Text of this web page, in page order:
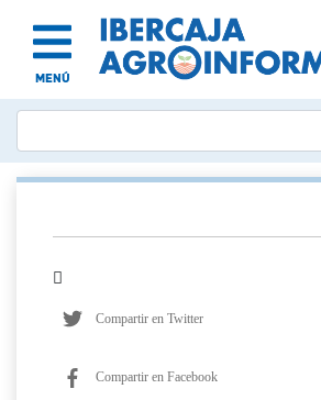
MENÚ
Compartir en Twitter
Compartir en Facebook